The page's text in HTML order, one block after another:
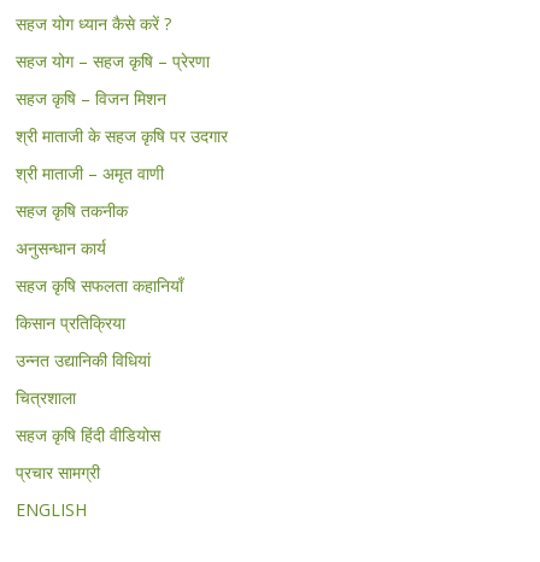
सहज योग ध्यान कैसे करें ?
सहज योग – सहज कृषि – प्रेरणा
सहज कृषि – विजन मिशन
श्री माताजी के सहज कृषि पर उदगार
श्री माताजी – अमृत वाणी
सहज कृषि तकनीक
अनुसन्धान कार्य
सहज कृषि सफलता कहानियाँ
किसान प्रतिक्रिया
उन्नत उद्यानिकी विधियां
चित्रशाला
सहज कृषि हिंदी वीडियोस
प्रचार सामग्री
ENGLISH